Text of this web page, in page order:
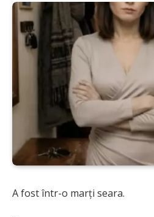
A fost într-o marți seara.